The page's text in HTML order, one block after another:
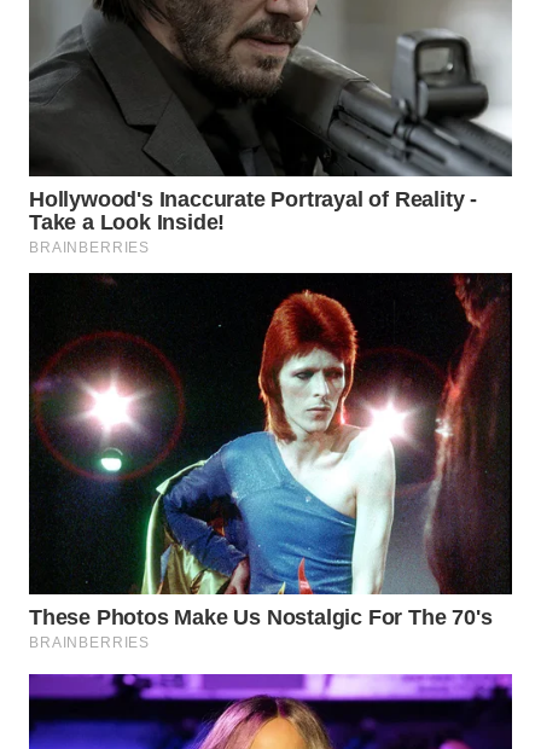
MALUT
WN
DAIRI
WN
DANAU
TOBA
WN
LANGKAT
WN
TAPANULI
SELATAN
WN
TANJUNG
LESUNG
WN
KARO